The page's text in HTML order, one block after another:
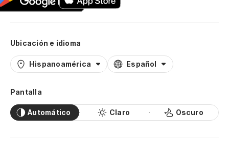
Ubicación e idioma
Hispanoamérica Español
Pantalla
Automático Claro Oscuro